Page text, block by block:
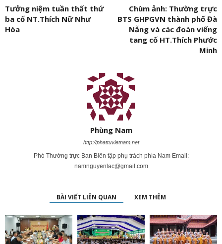
Tưởng niệm tuần thất thứ
ba cố NT.Thích Nữ Như
Hòa
Chùm ảnh: Thường trực
BTS GHPGVN thành phố Đà
Nẵng và các đoàn viếng
tang cố HT.Thích Phước
Minh
Phùng Nam
http://phattuvietnam.net
Phó Thường trực Ban Biên tập phụ trách phía Nam Email:
namnguyenlac@gmail.com
BÀI VIẾT LIÊN QUAN XEM THÊM